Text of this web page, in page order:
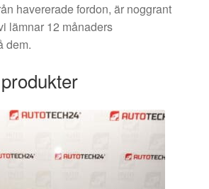
havererade fordon, är noggrant
lämnar 12 månaders
dem.